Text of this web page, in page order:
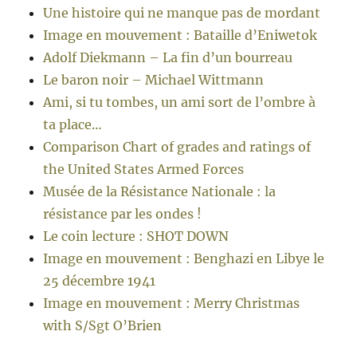
Une histoire qui ne manque pas de mordant
Image en mouvement : Bataille d’Eniwetok
Adolf Diekmann – La fin d’un bourreau
Le baron noir – Michael Wittmann
Ami, si tu tombes, un ami sort de l’ombre à
ta place…
Comparison Chart of grades and ratings of
the United States Armed Forces
Musée de la Résistance Nationale : la
résistance par les ondes !
Le coin lecture : SHOT DOWN
Image en mouvement : Benghazi en Libye le
25 décembre 1941
Image en mouvement : Merry Christmas
with S/Sgt O’Brien